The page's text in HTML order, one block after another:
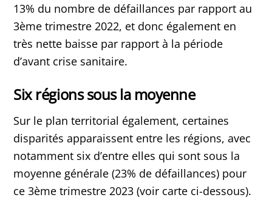
13% du nombre de défaillances par rapport au
3ème trimestre 2022, et donc également en
très nette baisse par rapport à la période
d’avant crise sanitaire.
Six régions sous la moyenne
Sur le plan territorial également, certaines
disparités apparaissent entre les régions, avec
notamment six d’entre elles qui sont sous la
moyenne générale (23% de défaillances) pour
ce 3ème trimestre 2023 (voir carte ci-dessous).